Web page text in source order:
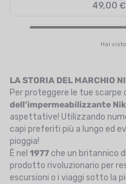
49,00 €
Hai
LA STORIA DEL MARCHIO
Per proteggere le tue scarpe
dell’impermeabilizzante
aspettative! Utilizzando
capi preferiti più a lungo ed
pioggia!
È nel 1977 che un britannico
prodotto rivoluzionario per
escursioni o i viaggi sotto la